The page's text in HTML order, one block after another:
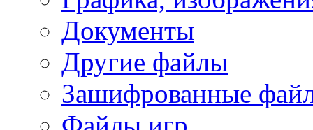
Документы
Другие файлы
Зашифрованные